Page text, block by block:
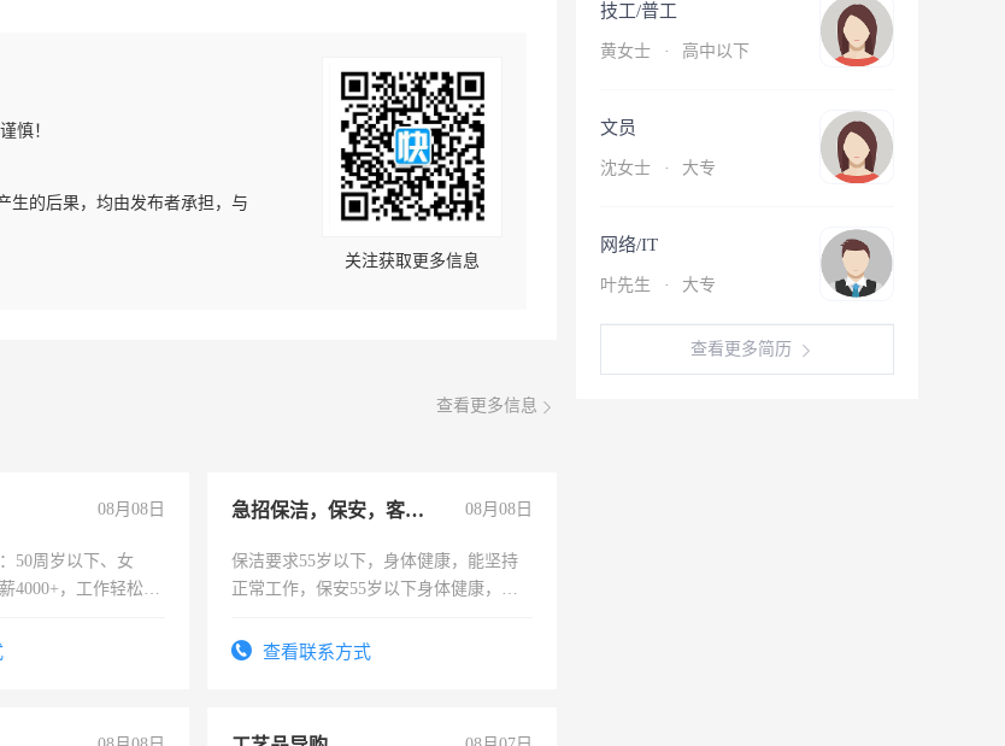
慎！
生的后果，均由发布者承担，与
关注获取更多信息
查看更多信息
08月08日
50周岁以下、女
4000+，工作轻松，
急招保洁，保安，客服，工程 08月08日
保洁要求55岁以下，身体健康，能坚持
正常工作，保安55岁以下身体健康，有
录，客服要求45岁以下高中以上文化，
查看联系方式
技工/普工
黄女士 · 高中以下
文员
沈女士 · 大专
网络/IT
叶先生 · 大专
查看更多简历